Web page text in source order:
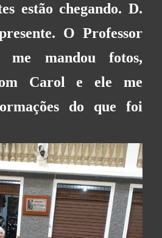
estão chegando. D.
O Professor
me mandou fotos,
Carol e ele me
do que foi